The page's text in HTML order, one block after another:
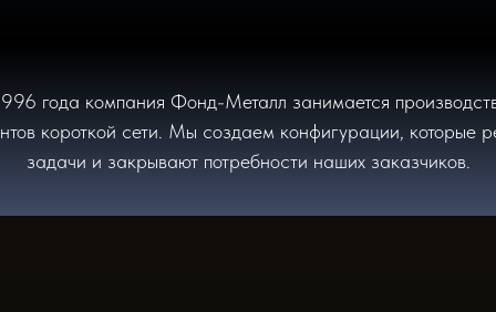
года компания Фонд-Металл занимается
короткой сети. Мы создаем конфигурации, которые
задачи и закрывают потребности наших заказчиков.